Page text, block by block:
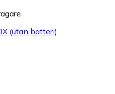
(utan batteri)